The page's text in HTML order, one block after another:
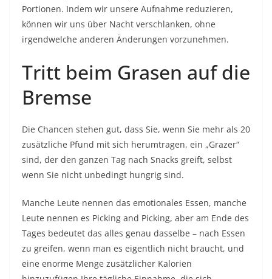
Portionen. Indem wir unsere Aufnahme reduzieren,
können wir uns über Nacht verschlanken, ohne
irgendwelche anderen Änderungen vorzunehmen.
Tritt beim Grasen auf die
Bremse
Die Chancen stehen gut, dass Sie, wenn Sie mehr als 20
zusätzliche Pfund mit sich herumtragen, ein „Grazer“
sind, der den ganzen Tag nach Snacks greift, selbst
wenn Sie nicht unbedingt hungrig sind.
Manche Leute nennen das emotionales Essen, manche
Leute nennen es Picking and Picking, aber am Ende des
Tages bedeutet das alles genau dasselbe – nach Essen
zu greifen, wenn man es eigentlich nicht braucht, und
eine enorme Menge zusätzlicher Kalorien